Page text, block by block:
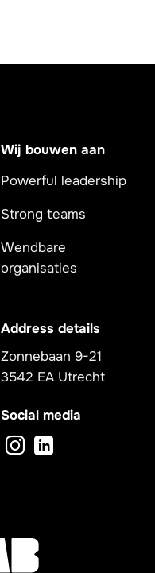
Wij bouwen aan
Powerful leadership
Strong teams
Wendbare
organisaties
Address details
Zonnebaan 9-21
3542 EA Utrecht
Social media